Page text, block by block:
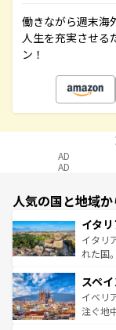
働きながら週末海
人生を充実させる
ン！
AD
AD
人気の国と地域
イタ
イタリ
れた国。
ろん、
景など
ピザや
スペ
イベリ
注ぐ地